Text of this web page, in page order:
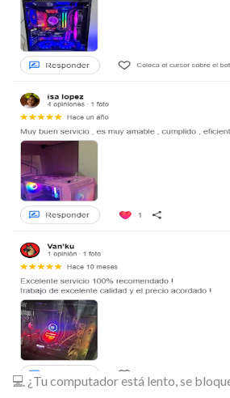
💻 ¿Tu computador está lento, se